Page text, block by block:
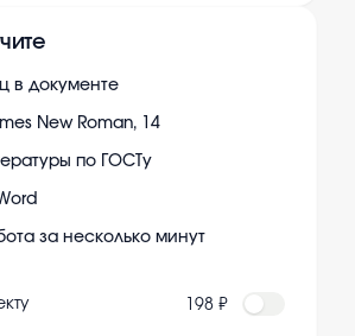
в документе
New Roman, 14
по ГОСТу
за несколько минут
198 ₽